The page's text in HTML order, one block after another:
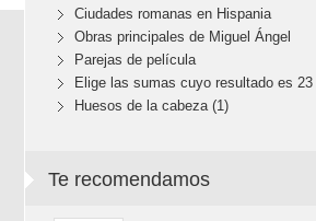
Ciudades romanas en Hispania
Obras principales de Miguel Ángel
Parejas de película
Elige las sumas cuyo resultado es 23
Huesos de la cabeza (1)
Te recomendamos